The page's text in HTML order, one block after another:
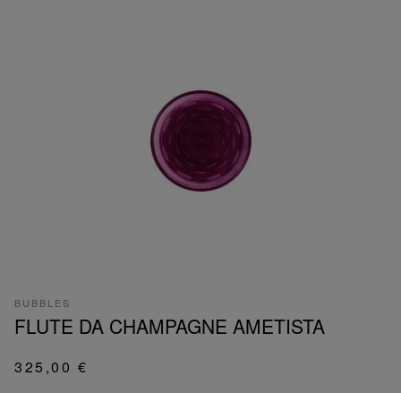
BUBBLES
FLUTE DA CHAMPAGNE AMETISTA
325,00 €